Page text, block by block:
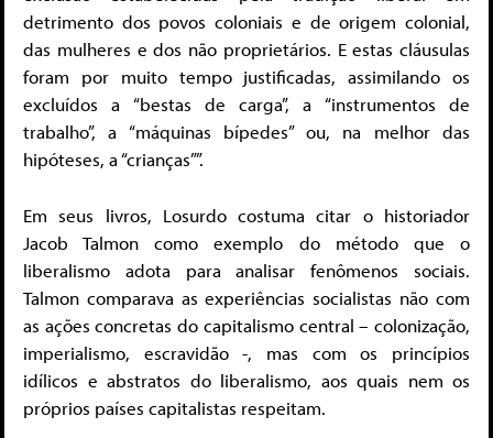
detrimento dos povos coloniais e de origem colonial,
das mulheres e dos não proprietários. E estas cláusulas
foram por muito tempo justificadas, assimilando os
excluídos a “bestas de carga”, a “instrumentos de
trabalho”, a “máquinas bípedes” ou, na melhor das
hipóteses, a “crianças””.
Em seus livros, Losurdo costuma citar o historiador
Jacob Talmon como exemplo do método que o
liberalismo adota para analisar fenômenos sociais.
Talmon comparava as experiências socialistas não com
as ações concretas do capitalismo central – colonização,
imperialismo, escravidão -, mas com os princípios
idílicos e abstratos do liberalismo, aos quais nem os
próprios países capitalistas respeitam.